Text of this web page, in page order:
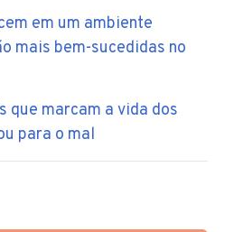
em um ambiente
mais bem-sucedidas no
que marcam a vida dos
para o mal